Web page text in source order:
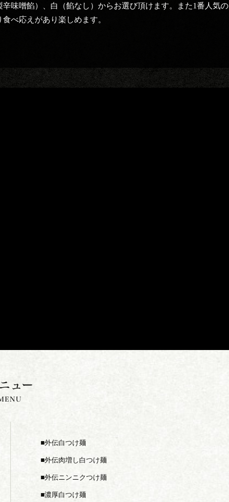
味噌餡）、白（餡なし）からお選び頂けます。また1番人気の
べ応えがあり楽しめます。
外伝白つけ麺
外伝肉増し白つけ麺
外伝ニンニクつけ麺
濃厚白つけ麺